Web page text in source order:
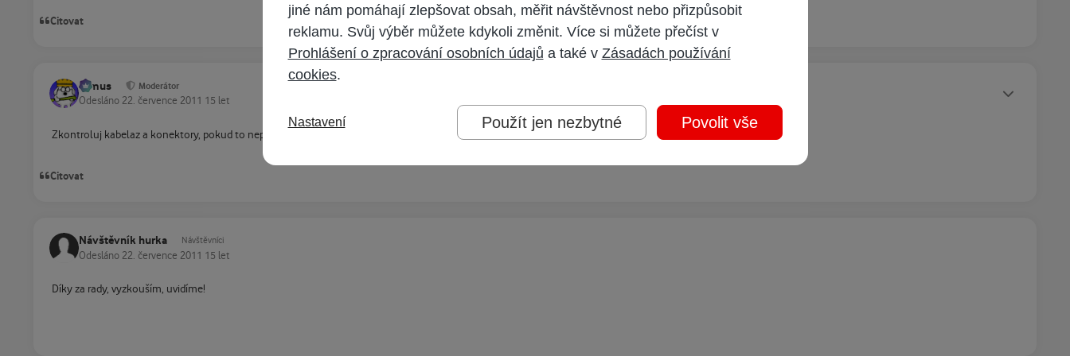
Citovat
tomus Moderátor
Odesláno 22. července 2011 15 let
Zkontroluj kabelaz a konektory, pokud to nepomuze a je to rusenim, tak v techto pripadech nekdy pomuze vymena koax. kabelu za lepe stineny.
Citovat
Návštěvník hurka Návštěvníci
Odesláno 22. července 2011 15 let
Díky za rady, vyzkouším, uvidíme!
jiné nám pomáhají zlepšovat obsah, měřit návštěvnost nebo přizpůsobit
reklamu. Svůj výběr můžete kdykoli změnit. Více si můžete přečíst v
Prohlášení o zpracování osobních údajů a také v Zásadách používání
cookies.
Použít jen nezbytné Povolit vše
Nastavení